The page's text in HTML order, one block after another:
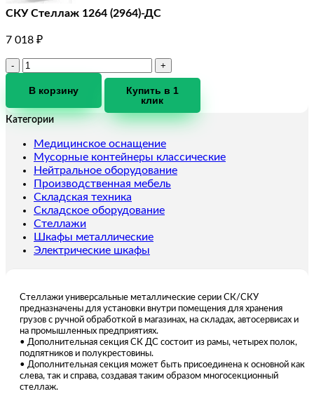
СКУ Стеллаж 1264 (2964)-ДС
7 018 ₽
Количество
СКУ
1264
ДС
В корзину
Купить в 1
клик
Категории
Медицинское оснащение
Мусорные контейнеры классические
Нейтральное оборудование
Производственная мебель
Складская техника
Складское оборудование
Стеллажи
Шкафы металлические
Электрические шкафы
Стеллажи универсальные металлические серии СК/СКУ
предназначены для установки внутри помещения для хранения
грузов с ручной обработкой в магазинах, на складах, автосервисах и
на промышленных предприятиях.
• Дополнительная секция СК ДС состоит из рамы, четырех полок,
подпятников и полукрестовины.
• Дополнительная секция может быть присоединена к основной как
слева, так и справа, создавая таким образом многосекционный
стеллаж.